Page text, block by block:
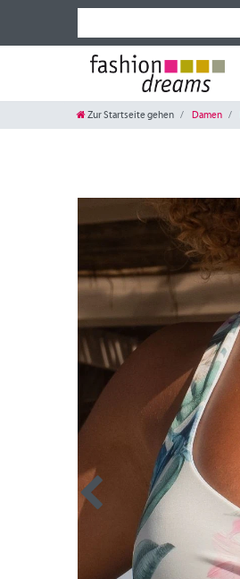
Zur Startseite gehen Damen